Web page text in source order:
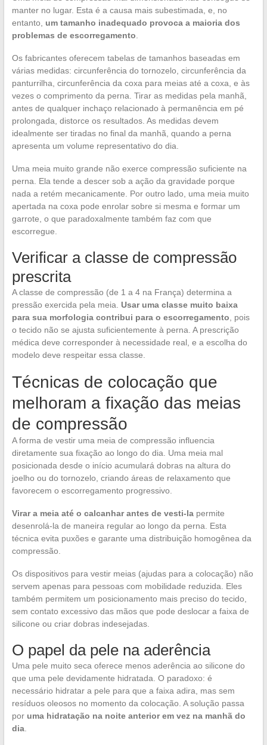
manter no lugar. Esta é a causa mais subestimada, e, no
entanto, um tamanho inadequado provoca a maioria dos
problemas de escorregamento
Os fabricantes oferecem tabelas de tamanhos baseadas em
várias medidas: circunferência do tornozelo, circunferência da
panturrilha, circunferência da coxa para meias até a coxa, e às
vezes o comprimento da perna. Tirar as medidas pela manhã,
antes de qualquer inchaço relacionado à permanência em pé
prolongada, distorce os resultados. As medidas devem
idealmente ser tiradas no final da manhã, quando a perna
apresenta um volume representativo do dia.
Uma meia muito grande não exerce compressão suficiente na
perna. Ela tende a descer sob a ação da gravidade porque
nada a retém mecanicamente. Por outro lado, uma meia muito
apertada na coxa pode enrolar sobre si mesma e formar um
garrote, o que paradoxalmente também faz com que
escorregue.
Verificar a classe de compressão
prescrita
A classe de compressão (de 1 a 4 na França) determina a
pressão exercida pela meia. Usar uma classe muito baixa
para sua morfologia contribui para o escorregamento , pois
o tecido não se ajusta suficientemente à perna. A prescrição
médica deve corresponder à necessidade real, e a escolha do
modelo deve respeitar essa classe.
Técnicas de colocação que
melhoram a fixação das meias
de compressão
A forma de vestir uma meia de compressão influencia
diretamente sua fixação ao longo do dia. Uma meia mal
posicionada desde o início acumulará dobras na altura do
joelho ou do tornozelo, criando áreas de relaxamento que
favorecem o escorregamento progressivo.
Virar a meia até o calcanhar antes de vesti-lapermite
desenrolá-la de maneira regular ao longo da perna. Esta
técnica evita puxões e garante uma distribuição homogênea da
compressão.
Os dispositivos para vestir meias (ajudas para a colocação) não
servem apenas para pessoas com mobilidade reduzida. Eles
também permitem um posicionamento mais preciso do tecido,
sem contato excessivo das mãos que pode deslocar a faixa de
silicone ou criar dobras indesejadas.
O papel da pele na aderência
Uma pele muito seca oferece menos aderência ao silicone do
que uma pele devidamente hidratada. O paradoxo: é
necessário hidratar a pele para que a faixa adira, mas sem
resíduos oleosos no momento da colocação. A solução passa
por uma hidratação na noite anterior em vez na manhã do
dia.